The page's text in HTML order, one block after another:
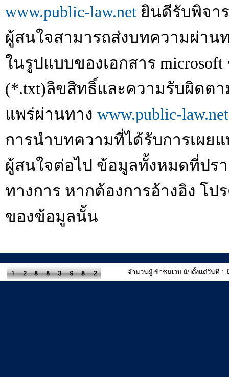
www.public-law.net ยินดีรับพิจา
ผู้สนใจสามารถส่งบทความผ่าน
ในรูปแบบของเอกสาร
(*.txt)ลิขสิทธิ์และความรับผิดต
แพร่ผ่านทาง www.public-law.net
การนำบทความที่ได้รับการเผย
ผู้สนใจต่อไป ข้อมูลทั้งหมดที่ปร
ทางการ หากต้องการอ้างอิง โ
ของข้อมูลนั้น
จำนวนผู้เข้าชมเวบ นับตั้งแต่วันที่ 1